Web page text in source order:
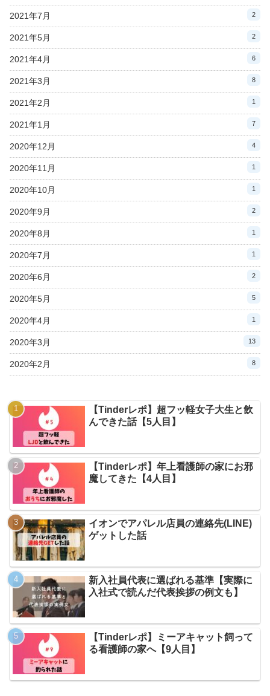
2021年7月 2
2021年5月 2
2021年4月 6
2021年3月 8
2021年2月 1
2021年1月 7
2020年12月 4
2020年11月 1
2020年10月 1
2020年9月 2
2020年8月 1
2020年7月 1
2020年6月 2
2020年5月 5
2020年4月 1
2020年3月 13
2020年2月 8
【Tinderレポ】超フッ軽女子大生と飲
んできた話【5人目】
【Tinderレポ】年上看護師の家にお邪
魔してきた【4人目】
イオンでアパレル店員の連絡先(LINE)
ゲットした話
新入社員代表に選ばれる基準【実際に
入社式で読んだ代表挨拶の例文も】
【Tinderレポ】ミーアキャット飼って
る看護師の家へ【9人目】